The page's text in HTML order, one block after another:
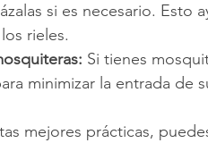
si es necesario. Esto
rieles.
Si tienes
minimizar la entrada de
mejores prácticas,